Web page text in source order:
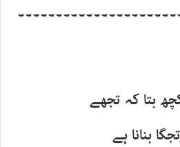
بتا کہ تجھے
بنانا ہے